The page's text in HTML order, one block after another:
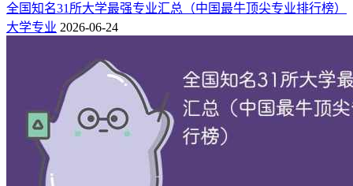
全国知名31所大学最强专业汇总（中国最牛顶尖专业排行榜）
大学专业 2026-06-24